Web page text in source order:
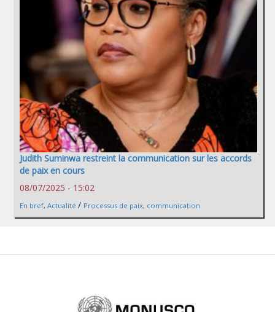
Judith Suminwa restreint la communication sur les accords
de paix en cours
08/07/2025 - 15:02
En bref, Actualité / Processus de paix, communication